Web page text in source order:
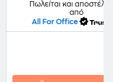
Πωλείται και
από
All For Office